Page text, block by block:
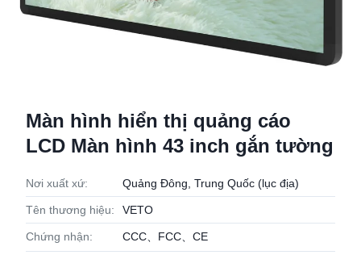
Màn hình hiển thị quảng cáo
LCD Màn hình 43 inch gắn tường
Nơi xuất xứ: Quảng Đông, Trung Quốc (lục địa)
Tên thương hiệu: VETO
Chứng nhận: CCC、FCC、CE